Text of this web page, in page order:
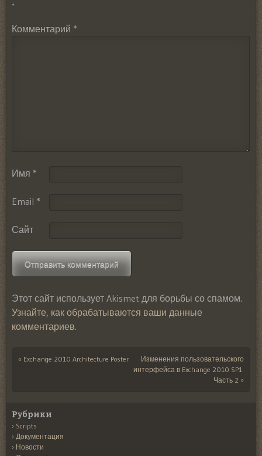
*
Комментарий *
Имя *
Email *
Сайт
Этот сайт использует Akismet для борьбы со спамом.
Узнайте, как обрабатываются ваши данные
комментариев.
Post navigation
« Exchange 2010 Architecture Poster
Изменения пользовательского
интерфейса в Exchange 2010 SP1.
Часть 2 »
Рубрики
Scripts
Документация
Новости